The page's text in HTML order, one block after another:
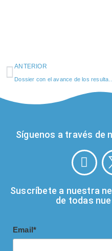
ANTERIOR
Síguenos a través de
Suscríbete a nuestra
de todas
Email*